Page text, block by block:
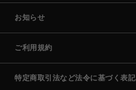
お知らせ
ご利用規約
特定商取引法など法令に基づく表記